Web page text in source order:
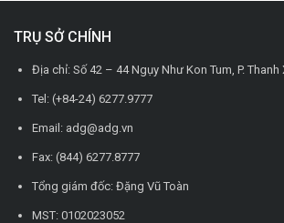
TRỤ SỞ CHÍNH
Địa chỉ: Số 42 – 44 Ngụy Như Kon Tum, P. Thanh
Tel: (+84-24) 6277.9777
Email: adg@adg.vn
Fax: (844) 6277.8777
Tổng giám đốc: Đặng Vũ Toàn
MST: 0102023052